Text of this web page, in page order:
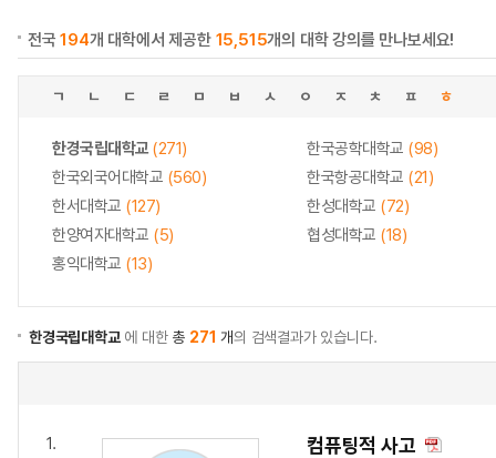
전국194개 대학에서 제공한 15,515개의 대학 강의를 만나보세요!
ㄱ ㄴ ㄷ ㄹ ㅁ ㅂ ㅅ ㅇ ㅈ ㅊ ㅍ ㅎ
한경국립대학교(271) 한국공학대학교 (98)
한국외국어대학교 (560) 한국항공대학교 (21)
한서대학교 (127) 한성대학교 (72)
한양여자대학교 (5) 협성대학교 (18)
홍익대학교 (13)
한경국립대학교에 대한총 271 개의 검색결과가 있습니다.
1. 컴퓨팅적 사고